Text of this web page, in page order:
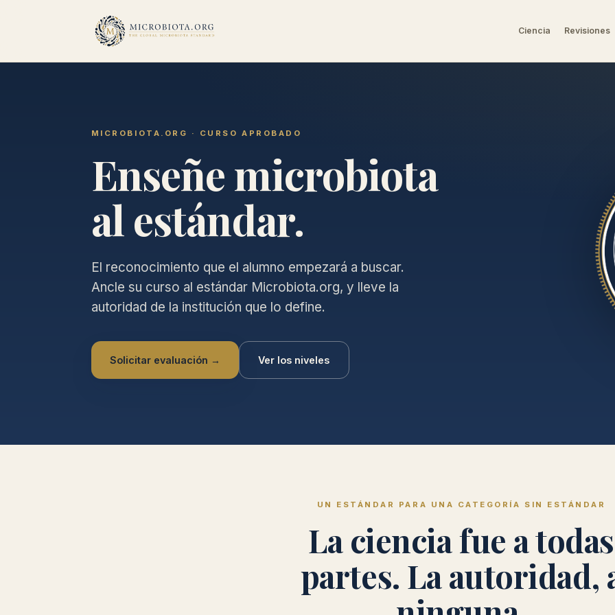
Ciencia Revisiones
MICROBIOTA.ORG · CURSO APROBADO
Enseñe microbiota
al estándar.
El reconocimiento que el alumno empezará a buscar.
Ancle su curso al estándar Microbiota.org, y lleve la
autoridad de la institución que lo define.
Solicitar evaluación → Ver los niveles
UN ESTÁNDAR PARA UNA CATEGORÍA SIN ESTÁNDAR
La ciencia fue a todas
partes. La autoridad,